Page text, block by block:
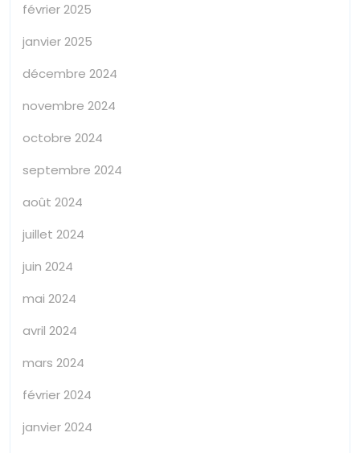
février 2025
janvier 2025
décembre 2024
novembre 2024
octobre 2024
septembre 2024
août 2024
juillet 2024
juin 2024
mai 2024
avril 2024
mars 2024
février 2024
janvier 2024